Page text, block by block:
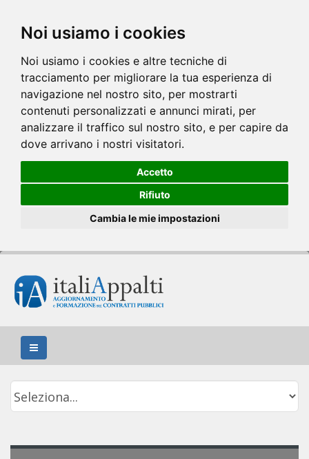
Noi usiamo i cookies
Noi usiamo i cookies e altre tecniche di
tracciamento per migliorare la tua esperienza di
navigazione nel nostro sito, per mostrarti
contenuti personalizzati e annunci mirati, per
analizzare il traffico sul nostro sito, e per capire da
dove arrivano i nostri visitatori.
Accetto
Rifiuto
Cambia le mie impostazioni